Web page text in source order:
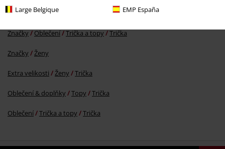
Large Belgique EMP España
Naposledy navštívené